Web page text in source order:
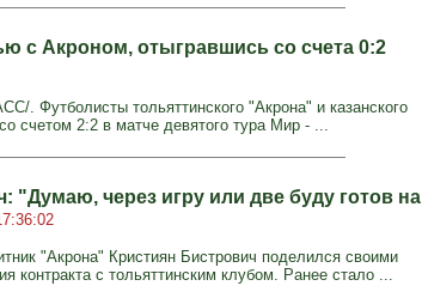
с Акроном, отыгравшись со счета 0:2
. Футболисты тольяттинского "Акрона" и казанского
счетом 2:2 в матче девятого тура Мир - ...
"Думаю, через игру или две буду готов на
"Акрона" Кристиян Бистрович поделился своими
контракта с тольяттинским клубом. Ранее стало ...